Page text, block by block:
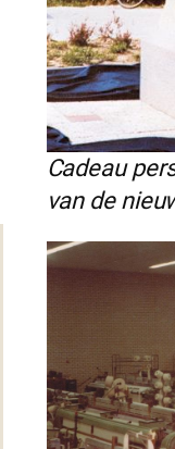
Cadeau
van de